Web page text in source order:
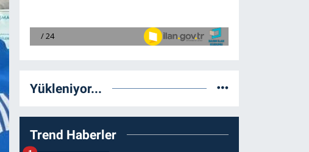
Yükleniyor...
Trend Haberler